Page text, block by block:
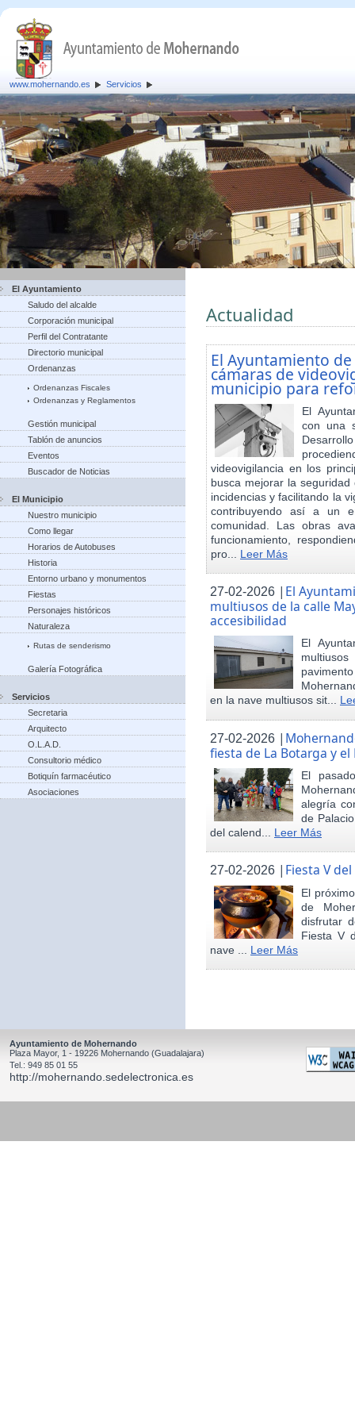
www.mohernando.es Servicios
El Ayuntamiento
Saludo del alcalde
Corporación municipal
Perfil del Contratante
Directorio municipal
Ordenanzas
Ordenanzas Fiscales
Ordenanzas y Reglamentos
Gestión municipal
Tablón de anuncios
Eventos
Buscador de Noticias
El Municipio
Nuestro municipio
Como llegar
Horarios de Autobuses
Historia
Entorno urbano y monumentos
Fiestas
Personajes históricos
Naturaleza
Rutas de senderismo
Galería Fotográfica
Servicios
Secretaria
Arquitecto
O.L.A.D.
Consultorio médico
Botiquín farmacéutico
Asociaciones
Actualidad
El Ayuntamiento
cámaras de
municipio para
El
con una
videovigilancia en los
busca mejorar la
incidencias y facilitando la
contribuyendo así a un
comunidad. Las obras
funcionamiento,
pro... Leer Más
27-02-2026 | El
multiusos de la calle
accesibilidad
El
en la nave multiusos sit...
27-02-2026 |
fiesta de La Botarga y
El
alegría
de
del calend... Leer Más
27-02-2026 | Fiesta V
El
de
disfrutar
Fiesta V
nave ... Leer Más
Ayuntamiento de Mohernando
Plaza Mayor, 1 - 19226 Mohernando (Guadalajara)
Tel.: 949 85 01 55
http://mohernando.sedelectronica.es